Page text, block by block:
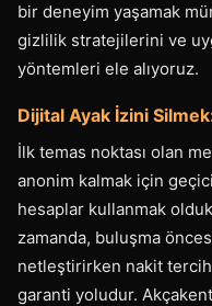
bir deneyim yaşamak
gizlilik stratejilerini ve
yöntemleri ele alıyoruz.
Dijital Ayak İzini
İlk temas noktası olan
anonim kalmak için
hesaplar kullanmak
zamanda, buluşma
netleştirirken nakit tercih
garanti yoludur.